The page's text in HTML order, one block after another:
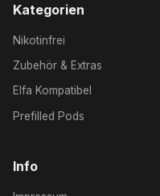
Kategorien
Nikotinfrei
Zubehör & Extras
Elfa Kompatibel
Prefilled Pods
Info